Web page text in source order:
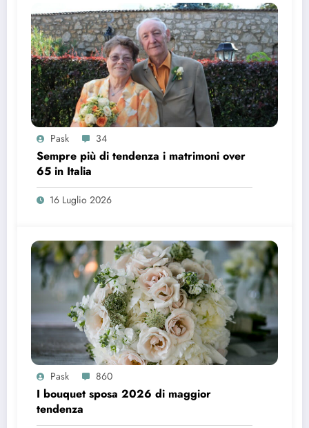
Pask 34
Sempre più di tendenza i matrimoni over
65 in Italia
16 Luglio 2026
Pask 860
I bouquet sposa 2026 di maggior
tendenza